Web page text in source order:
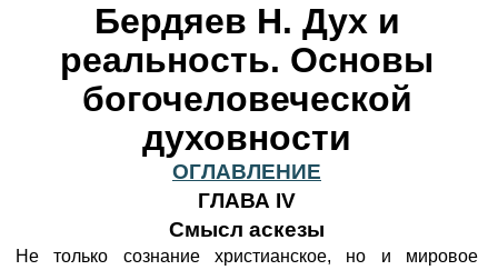
Бердяев Н. Дух и
реальность. Основы
богочеловеческой
духовности
ОГЛАВЛЕНИЕ
ГЛАВА IV
Смысл аскезы
Не только сознание христианское, но и мировое